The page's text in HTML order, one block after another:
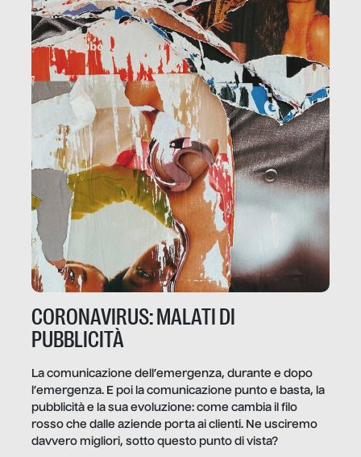
CORONAVIRUS: MALATI DI
PUBBLICITÀ
La comunicazione dell’emergenza, durante e dopo
l’emergenza. E poi la comunicazione punto e basta, la
pubblicità e la sua evoluzione: come cambia il filo
rosso che dalle aziende porta ai clienti. Ne usciremo
davvero migliori, sotto questo punto di vista?